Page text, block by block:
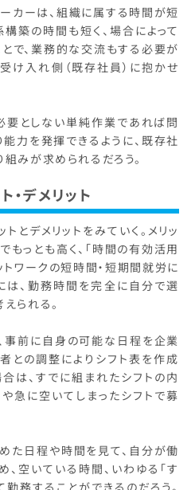
カーは、組織に属する時間が短
築の時間も短く、場合によって
で、業務的な交流もする必要が
け入れ側（既存社員）に抱かせ
要としない単純作業であれば問
力を発揮できるように、既存社
みが求められるだろう。
・デメリット
とデメリットをみていく。メリッ
もっとも高く、「時間の有効活用
トワークの短時間・短期間就労に
は、勤務時間を完全に自分で選
られる。
事前に自身の可能な日程を企業
との調整によりシフト表を作成
は、すでに組まれたシフトの内
急に空いてしまったシフトで募
た日程や時間を見て、自分が働
空いている時間、いわゆる「す